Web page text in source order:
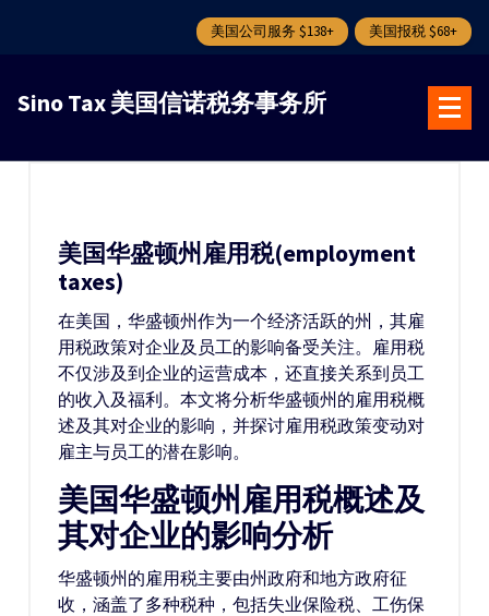
美国公司服务 $138+ 美国报税 $68+
Sino Tax 美国信诺税务事务所
美国华盛顿州雇用税(employment
taxes)
在美国，华盛顿州作为一个经济活跃的州，其雇
用税政策对企业及员工的影响备受关注。雇用税
不仅涉及到企业的运营成本，还直接关系到员工
的收入及福利。本文将分析华盛顿州的雇用税概
述及其对企业的影响，并探讨雇用税政策变动对
雇主与员工的潜在影响。
美国华盛顿州雇用税概述及
其对企业的影响分析
华盛顿州的雇用税主要由州政府和地方政府征
收，涵盖了多种税种，包括失业保险税、工伤保